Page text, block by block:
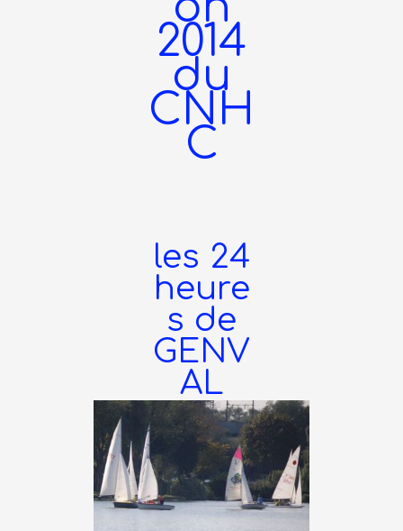
2014
du
CNH
C
les 24
heure
s de
GENV
AL